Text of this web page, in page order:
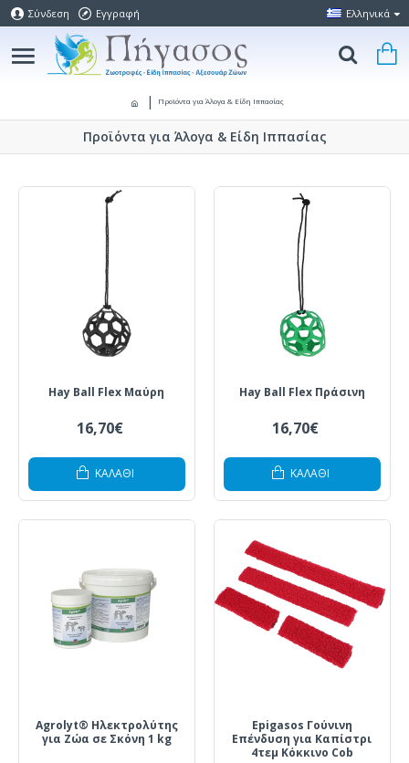
Σύνδεση Εγγραφή Ελληνικά
Προϊόντα για Άλογα & Είδη Ιππασίας
Προϊόντα για Άλογα & Είδη Ιππασίας
Hay Ball Flex Μαύρη
16,70€
ΚΑΛΆΘΙ
Hay Ball Flex Πράσινη
16,70€
ΚΑΛΆΘΙ
Agrolyt® Ηλεκτρολύτης
για Ζώα σε Σκόνη 1 kg
Epigasos Γούνινη
Επένδυση για Καπίστρι
4τεμ Κόκκινο Cob